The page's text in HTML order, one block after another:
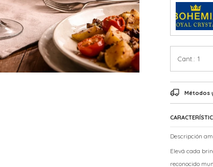
1
Métodos
Descripción
Elevá cada
reconocido